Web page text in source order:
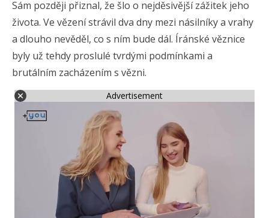
Sám později přiznal, že šlo o nejděsivější zážitek jeho
života. Ve vězení strávil dva dny mezi násilníky a vrahy
a dlouho nevěděl, co s ním bude dál. Íránské věznice
byly už tehdy proslulé tvrdými podmínkami a
brutálním zacházením s vězni.
Advertisement